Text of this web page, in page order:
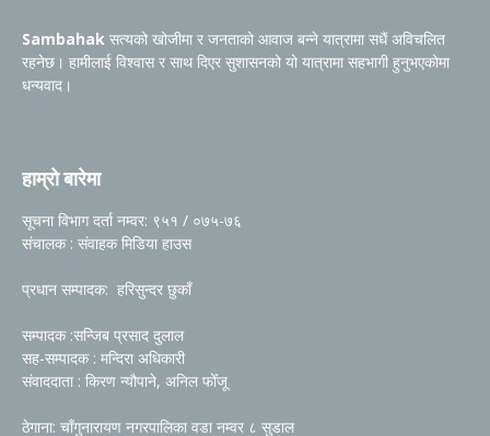
Sambahak सत्यको खोजीमा र जनताको आवाज बन्ने यात्रामा सधैं अविचलित
रहनेछ। हामीलाई विश्वास र साथ दिएर सुशासनको यो यात्रामा सहभागी हुनुभएकोमा
धन्यवाद।
हाम्रो बारेमा
सूचना विभाग दर्ता नम्वर: ९५१ / ०७५-७६
संचालक : संवाहक मिडिया हाउस
प्रधान सम्पादक: हरिसुन्दर छुकाँ
सम्पादक :सन्जिब प्रसाद दुलाल
सह-सम्पादक : मन्दिरा अधिकारी
संवाददाता : किरण न्यौपाने, अनिल फोँजू
ठेगाना: चाँगुनारायण नगरपालिका वडा नम्वर ८ सुडाल